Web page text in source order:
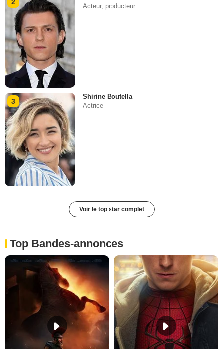
2
Acteur, producteur
3
Shirine Boutella
Actrice
Voir le top star complet
Top Bandes-annonces